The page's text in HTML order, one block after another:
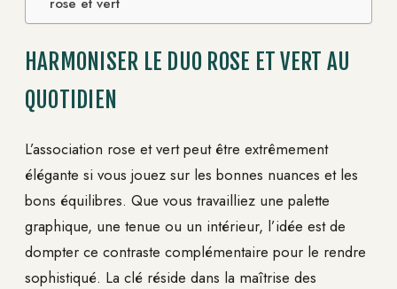
HARMONISER LE DUO ROSE ET VERT AU
QUOTIDIEN
L’association rose et vert peut être extrêmement
élégante si vous jouez sur les bonnes nuances et les
bons équilibres. Que vous travailliez une palette
graphique, une tenue ou un intérieur, l’idée est de
dompter ce contraste complémentaire pour le rendre
sophistiqué. La clé réside dans la maîtrise des